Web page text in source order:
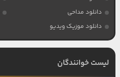
دانلود مداحی
دانلود موزیک ویدیو
لیست خوانندگان